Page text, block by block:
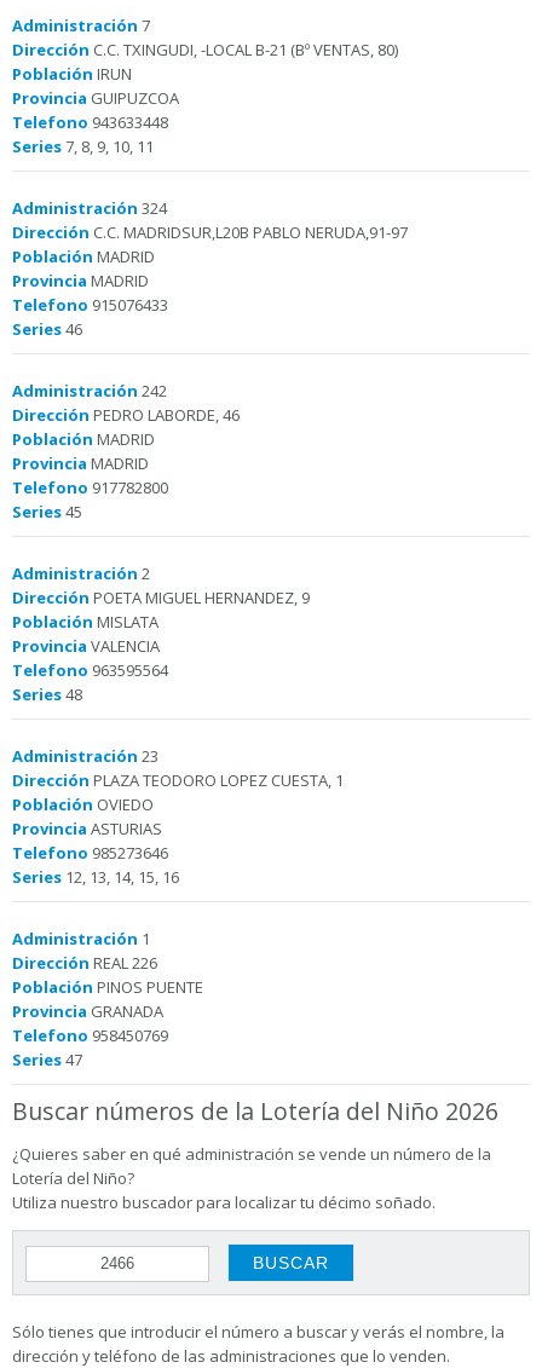
Administración 7
Dirección C.C. TXINGUDI, -LOCAL B-21 (Bº VENTAS, 80)
Población IRUN
Provincia GUIPUZCOA
Telefono 943633448
Series7, 8, 9, 10, 11
Administración 324
Dirección C.C. MADRIDSUR,L20B PABLO NERUDA,91-97
Población MADRID
Provincia MADRID
Telefono 915076433
Series46
Administración 242
Dirección PEDRO LABORDE, 46
Población MADRID
Provincia MADRID
Telefono 917782800
Series45
Administración 2
Dirección POETA MIGUEL HERNANDEZ, 9
Población MISLATA
Provincia VALENCIA
Telefono 963595564
Series48
Administración 23
Dirección PLAZA TEODORO LOPEZ CUESTA, 1
Población OVIEDO
Provincia ASTURIAS
Telefono 985273646
Series 12, 13, 14, 15, 16
Administración 1
Dirección REAL 226
Población PINOS PUENTE
Provincia GRANADA
Telefono 958450769
Series47
Buscar números de la Lotería del Niño 2026
¿Quieres saber en qué administración se vende un número de la
Lotería del Niño?
Utiliza nuestro buscador para localizar tu décimo soñado.
Sólo tienes que introducir el número a buscar y verás el nombre, la
dirección y teléfono de las administraciones que lo venden.